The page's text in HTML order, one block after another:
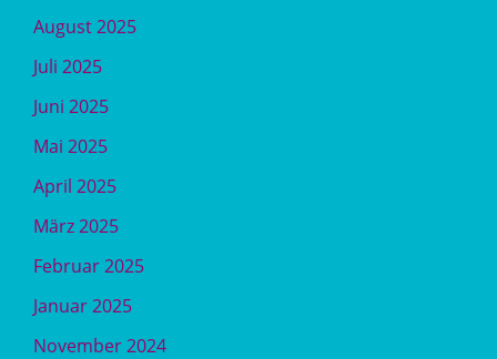
August 2025
Juli 2025
Juni 2025
Mai 2025
April 2025
März 2025
Februar 2025
Januar 2025
November 2024